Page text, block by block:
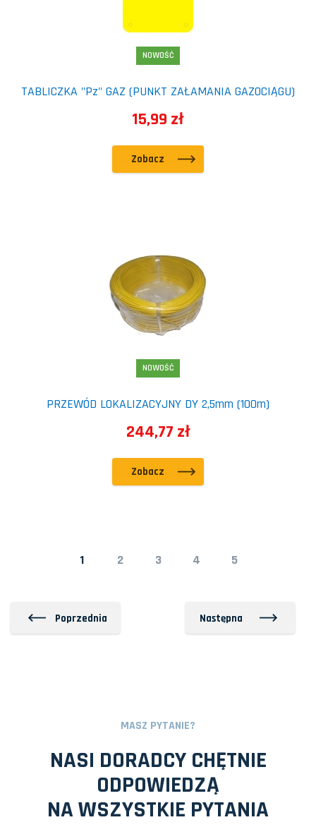
NOWOŚĆ
TABLICZKA "Pz" GAZ (PUNKT ZAŁAMANIA GAZOCIĄGU)
15,99 zł
Zobacz
NOWOŚĆ
PRZEWÓD LOKALIZACYJNY DY 2,5mm (100m)
244,77 zł
Zobacz
Poprzednia
1 2 3 4 5
Następna
MASZ PYTANIE?
NASI DORADCY CHĘTNIE
ODPOWIEDZĄ
NA WSZYSTKIE PYTANIA